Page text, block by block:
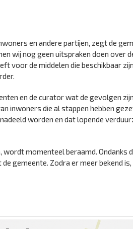
en andere partijen, zegt de
wij nog geen uitspraken doen over
voor de middelen die beschikbaar
en de curator wat de gevolgen
inwoners die al stappen hebben
worden en dat lopende
momenteel beraamd. Ondanks
gemeente. Zodra er meer bekend